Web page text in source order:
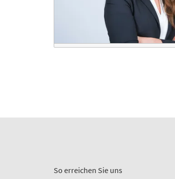
So erreichen Sie uns